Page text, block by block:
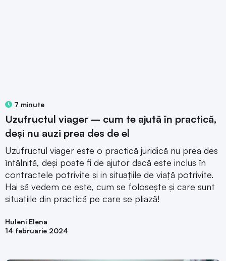
7 minute
Uzufructul viager – cum te ajută în practică,
deși nu auzi prea des de el
Uzufructul viager este o practică juridică nu prea des
întâlnită, deși poate fi de ajutor dacă este inclus în
contractele potrivite și in situațiile de viață potrivite.
Hai să vedem ce este, cum se folosește și care sunt
situațiile din practică pe care se pliază!
Huleni Elena
14 februarie 2024